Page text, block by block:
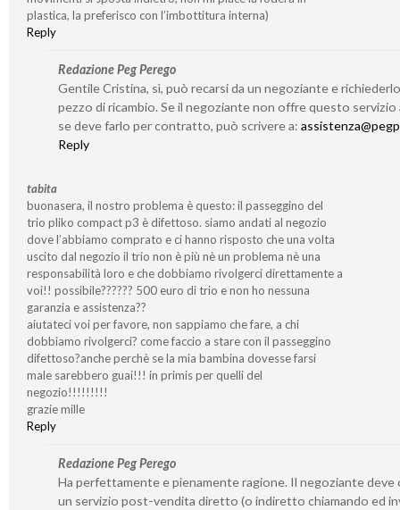
plastica, la preferisco con l’imbottitura interna)
Reply
Redazione Peg Perego
Gentile Cristina, sì, può recarsi da un negoziante e
pezzo di ricambio. Se il negoziante non offre questo servizio
se deve farlo per contratto, può scrivere a:
Reply
tabita
buonasera, il nostro problema è questo: il passeggino del
trio pliko compact p3 è difettoso. siamo andati al negozio
dove l’abbiamo comprato e ci hanno risposto che una volta
uscito dal negozio il trio non è più nè un problema nè una
responsabilità loro e che dobbiamo rivolgerci direttamente a
voi!! possibile?????? 500 euro di trio e non ho nessuna
garanzia e assistenza??
aiutateci voi per favore, non sappiamo che fare, a chi
dobbiamo rivolgerci? come faccio a stare con il passeggino
difettoso?anche perchè se la mia bambina dovesse farsi
male sarebbero guai!!! in primis per quelli del
negozio!!!!!!!!!
grazie mille
Reply
Redazione Peg Perego
Ha perfettamente e pienamente ragione. Il negoziante deve
un servizio post-vendita diretto (o indiretto chiamando ed